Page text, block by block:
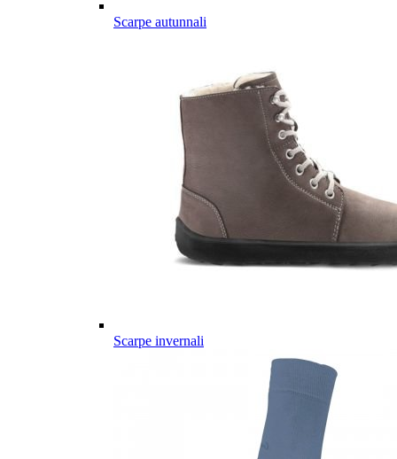
Scarpe autunnali
Scarpe invernali